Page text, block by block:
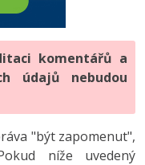
komentářů a
údajů nebudou
"být zapomenut",
níže uvedený